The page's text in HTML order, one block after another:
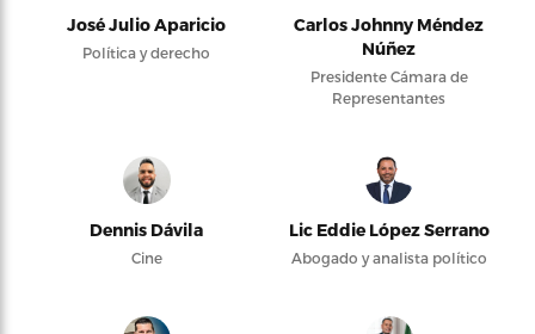
José Julio Aparicio
Política y derecho
Carlos Johnny Méndez
Núñez
Presidente Cámara de
Representantes
Dennis Dávila
Cine
Lic Eddie López Serrano
Abogado y analista político